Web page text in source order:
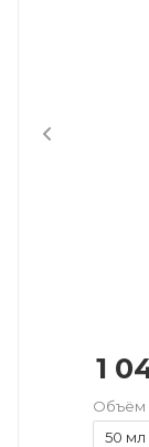
1
Объём
50 мл